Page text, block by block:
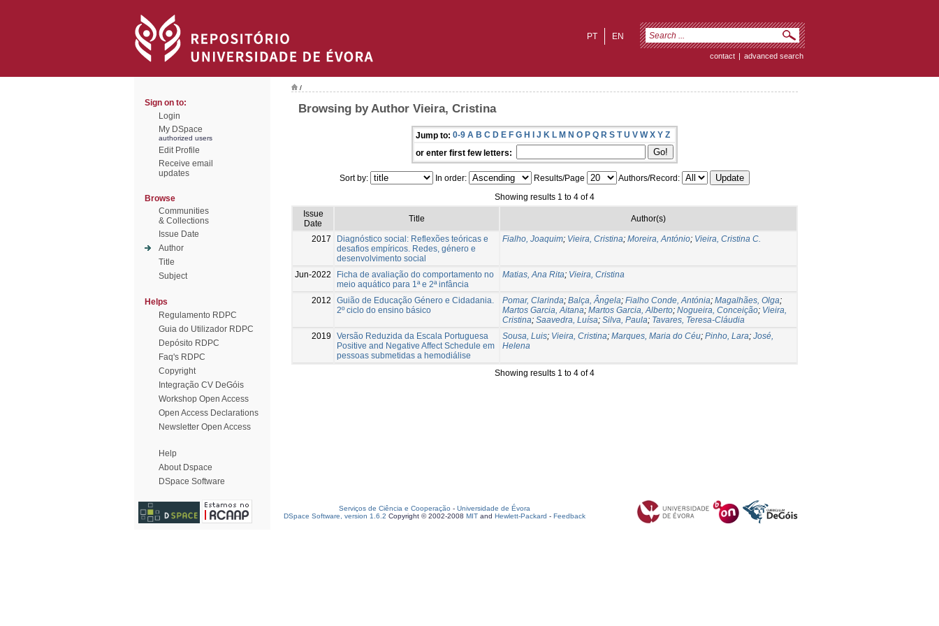
EN
PT
contact | advanced search
Sign on to:
Login
My DSpace
authorized users
Edit Profile
Receive email
updates
Browse
Communities
& Collections
Issue Date
Author
Title
Subject
Helps
Regulamento RDPC
Guia do Utilizador RDPC
Depósito RDPC
Faq's RDPC
Copyright
Integração CV DeGóis
Workshop Open Access
Open Access Declarations
Newsletter Open Access
Help
About Dspace
DSpace Software
/
Browsing by Author Vieira, Cristina
Jump to: 0-9 A B C D E F G H I J K L M N O P Q R S T U V W X Y Z
or enter first few letters:
Sort by: In order: Results/Page
Authors/Record:
Showing results 1 to 4 of 4
Issue
Date
Title Author(s)
2017
Diagnóstico social: Reflexões teóricas e
desafios empíricos. Redes, género e
desenvolvimento social
Fialho, Joaquim; Vieira, Cristina; Moreira, António; Vieira, Cristina C.
Jun-2022
Ficha de avaliação do comportamento no
meio aquático para 1ª e 2ª infância
Matias, Ana Rita; Vieira, Cristina
2012
Guião de Educação Género e Cidadania.
2º ciclo do ensino básico
Pomar, Clarinda; Balça, Ângela; Fialho Conde, Antónia; Magalhães, Olga;
Martos Garcia, Aitana; Martos Garcia, Alberto; Nogueira, Conceição; Vieira,
Cristina; Saavedra, Luísa; Silva, Paula; Tavares, Teresa-Cláudia
2019
Versão Reduzida da Escala Portuguesa
Positive and Negative Affect Schedule em
pessoas submetidas a hemodiálise
Sousa, Luis; Vieira, Cristina; Marques, Maria do Céu; Pinho, Lara; José,
Helena
Showing results 1 to 4 of 4
Serviços de Ciência e Cooperação - Universidade de Évora
DSpace Software, version 1.6.2 Copyright © 2002-2008 MIT and Hewlett-Packard - Feedback